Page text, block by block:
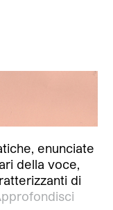
enunciate
della voce,
di